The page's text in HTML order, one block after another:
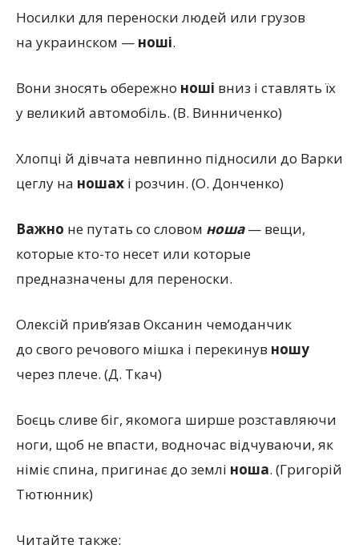
Носилки для переноски людей или грузов
на украинском — ноші.
Вони зносять обережно ноші вниз і ставлять їх
у великий автомобіль. (В. Винниченко)
Хлопці й дівчата невпинно підносили до Варки
цеглу на ношах і розчин. (О. Донченко)
Важно не путать со словом ноша— вещи,
которые кто-то несет или которые
предназначены для переноски.
Олексій прив’язав Оксанин чемоданчик
до свого речового мішка і перекинув ношу
через плече. (Д. Ткач)
Боєць сливе біг, якомога ширше розставляючи
ноги, щоб не впасти, водночас відчуваючи, як
німіє спина, пригинає до землі ноша. (Григорій
Тютюнник)
Читайте также: